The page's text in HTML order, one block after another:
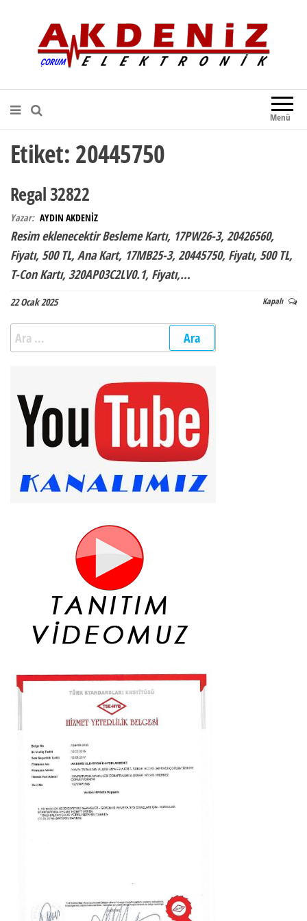
Akdeniz Elektronik
Teknik Destek, Kaliteli Hizmet |
Çorum Elektronik Firması
Menü
Etiket: 20445750
Regal 32822
Yazar: AYDIN AKDENİZ
Resim eklenecektir Besleme Kartı, 17PW26-3, 20426560,
Fiyatı, 500 TL, Ana Kart, 17MB25-3, 20445750, Fiyatı, 500 TL,
T-Con Kartı, 320AP03C2LV0.1, Fiyatı,…
22 Ocak 2025 Kapalı
Arama: